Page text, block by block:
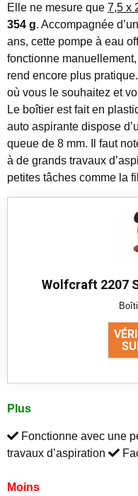
Elle ne mesure que 7,5 x
354 g. Accompagnée
ans, cette pompe à eau
fonctionne
rend encore plus
où vous le souhaitez et
Le boîtier est fait en
auto aspirante dispose
queue de 8 mm. Il faut
à de grands travaux
petites tâches comme la
Wolfcraft 2207
Plus
Fonctionne avec une
travaux d’aspiration
Moins